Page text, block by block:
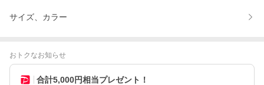
サイズ、カラー
おトクなお知らせ
合計5,000円相当プレゼント！